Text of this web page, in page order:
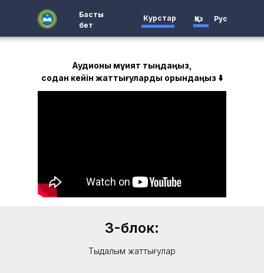
Басты
бет
Курстар Қаз Рус
Аудионы мұқият тыңдаңыз,
содан кейін жаттығуларды орындаңыз ⬇️
3-блок:
Тыңдалым жаттығулар